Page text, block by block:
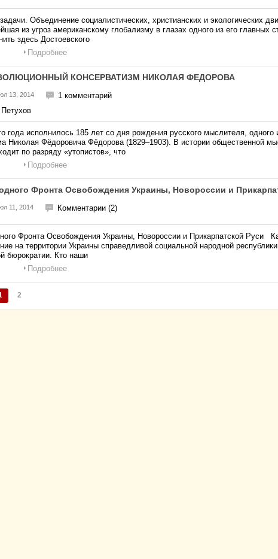
Объединение социалистических, христианских и экологических
из угроз американскому глобализму в глазах одного из его главных
здесь Достоевского
Подробнее
КОНСЕРВАТИЗМ НИКОЛАЯ ФЕДОРОВА
13, 2014
1 комментарий
года исполнилось 185 лет со дня рождения русского мыслителя, одного
Николая Фёдоровича Фёдорова (1829–1903). В истории общественной
по разряду «утопистов», что
Подробнее
Фронта Освобождения Украины, Новороссии и
11, 2014 Комментарии (2)
Фронта Освобождения Украины, Новороссии и Прикарпатской Руси
на территории Украины справедливой социальной народной
бюрократии. Кто наши
Подробнее
2